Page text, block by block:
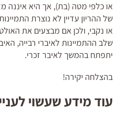
או כלפי מטה (בת), אך היא איננה
של ההריון עדיין לא נוצרת
או נקבי, ולכן אם מבצעים את
שלב ההתמיינות לאיברי רבייה,
יתפתח בהמשך לאיבר זכרי.
בהצלחה יקירה!
עוד מידע שעשוי